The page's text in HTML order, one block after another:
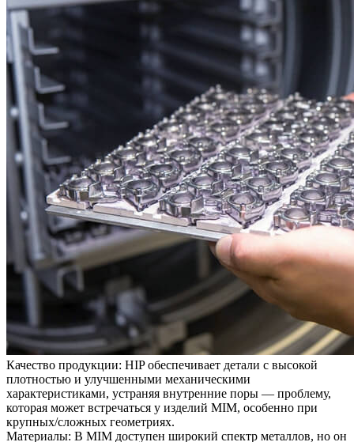
Качество продукции: HIP обеспечивает детали с высокой
плотностью и улучшенными механическими
характеристиками, устраняя внутренние поры — проблему,
которая может встречаться у изделий MIM, особенно при
крупных/сложных геометриях.
Материалы: В MIM доступен широкий спектр металлов, но он